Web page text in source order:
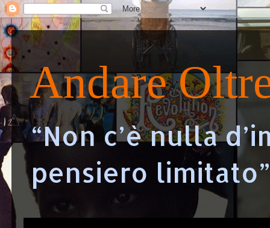
Andare
“Non c’è nulla
pensiero